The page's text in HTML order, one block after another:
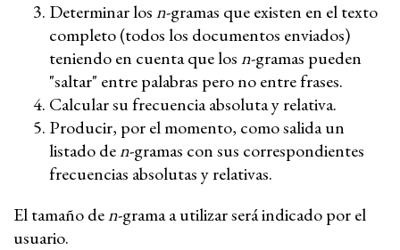
Determinar losn-gramas que existen en el texto
completo (todos los documentos enviados)
teniendo en cuenta que losn-gramas pueden
"saltar" entre palabras pero no entre frases.
Calcular su frecuencia absoluta y relativa.
Producir, por el momento, como salida un
listado den-gramas con sus correspondientes
frecuencias absolutas y relativas.
El tamaño den-grama a utilizar será indicado por el
usuario.